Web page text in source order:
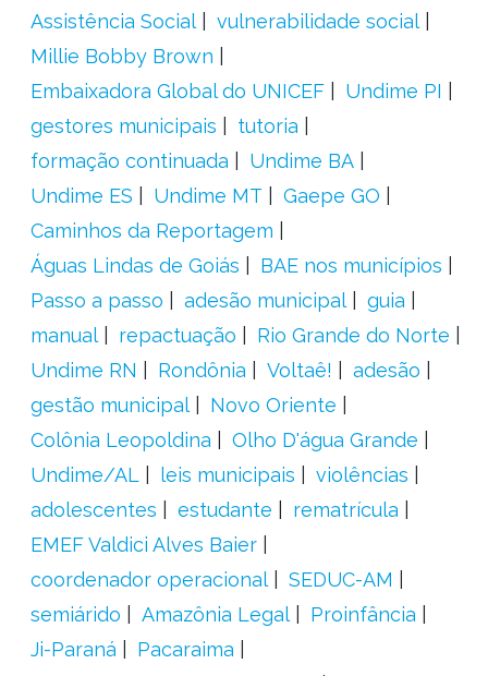
Assistência Social
vulnerabilidade social
Millie Bobby Brown
Embaixadora Global do UNICEF
Undime PI
gestores municipais
tutoria
formação continuada
Undime BA
Undime ES
Undime MT
Gaepe GO
Caminhos da Reportagem
Águas Lindas de Goiás
BAE nos municípios
Passo a passo
adesão municipal
guia
manual
repactuação
Rio Grande do Norte
Undime RN
Rondônia Voltaê!
adesão
gestão municipal
Novo Oriente
Colônia Leopoldina
Olho D'água Grande
Undime/AL
leis municipais
violências
adolescentes
estudante
rematrícula
EMEF Valdici Alves Baier
coordenador operacional
SEDUC-AM
semiárido
Amazônia Legal
Proinfância
Ji-Paraná
Pacaraima